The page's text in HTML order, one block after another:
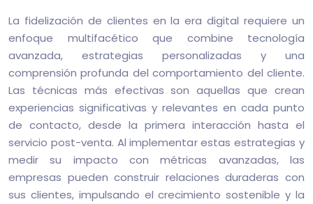
La fidelización de clientes en la era digital requiere un
enfoque multifacético que combine tecnología
avanzada, estrategias personalizadas y una
comprensión profunda del comportamiento del cliente.
Las técnicas más efectivas son aquellas que crean
experiencias significativas y relevantes en cada punto
de contacto, desde la primera interacción hasta el
servicio post-venta. Al implementar estas estrategias y
medir su impacto con métricas avanzadas, las
empresas pueden construir relaciones duraderas con
sus clientes, impulsando el crecimiento sostenible y la